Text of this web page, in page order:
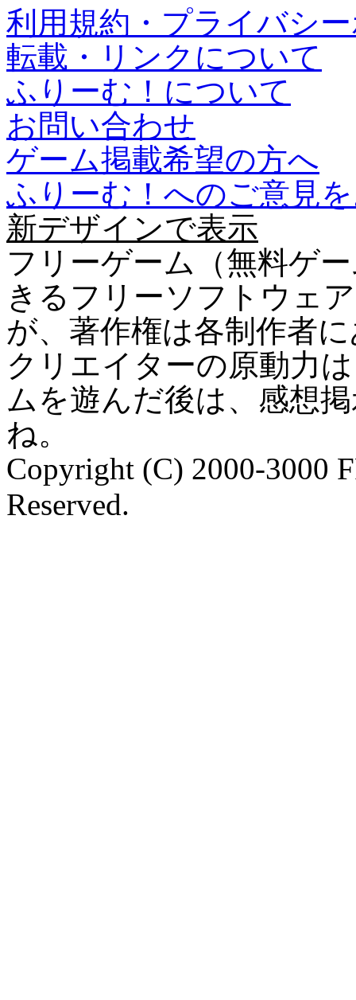
利用規約・プライバシ
転載・リンクについて
ふりーむ！について
お問い合わせ
ゲーム掲載希望の方へ
ふりーむ！へのご意見
新デザインで表示
フリーゲーム（無料ゲ
きるフリーソフトウェ
が、著作権は各制作者
クリエイターの原動力
ムを遊んだ後は、感想
ね。
Copyright (C) 2000-3000
Reserved.